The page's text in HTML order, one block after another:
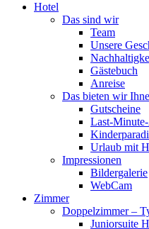
Hotel
Das sind wir
Team
Unsere
Gästebuch
Anreise
Das bieten wir
Gutscheine
Last-
Urlaub mit
Impressionen
Bildergalerie
WebCam
Zimmer
Doppelzimmer –
Juniorsuite